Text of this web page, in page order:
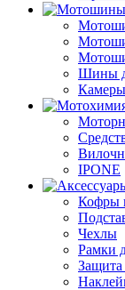
Шины
Камеры
IPONE
Кофры
Чехлы
Рамки
Защита